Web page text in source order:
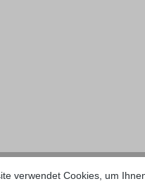
für
verwendet Cookies, um